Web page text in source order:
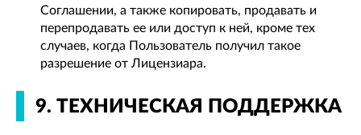
Соглашении, а также копировать, продавать и
перепродавать ее или доступ к ней, кроме тех
случаев, когда Пользователь получил такое
разрешение от Лицензиара.
9. ТЕХНИЧЕСКАЯ ПОДДЕРЖКА